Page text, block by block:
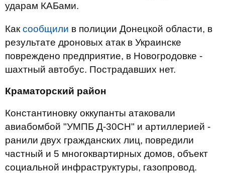
ударам КАБами.
Как сообщили в полиции Донецкой области, в
результате дроновых атак в Украинске
повреждено предприятие, в Новогродовке -
шахтный автобус. Пострадавших нет.
Краматорский район
Константиновку оккупанты атаковали
авиабомбой "УМПБ Д-30СН" и артиллерией -
ранили двух гражданских лиц, повредили
частный и 5 многоквартирных домов, объект
социальной инфраструктуры, газопровод.